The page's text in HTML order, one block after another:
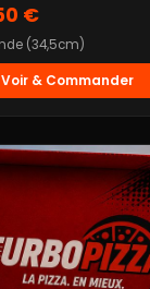
€
(34,5cm)
Voir & Commander